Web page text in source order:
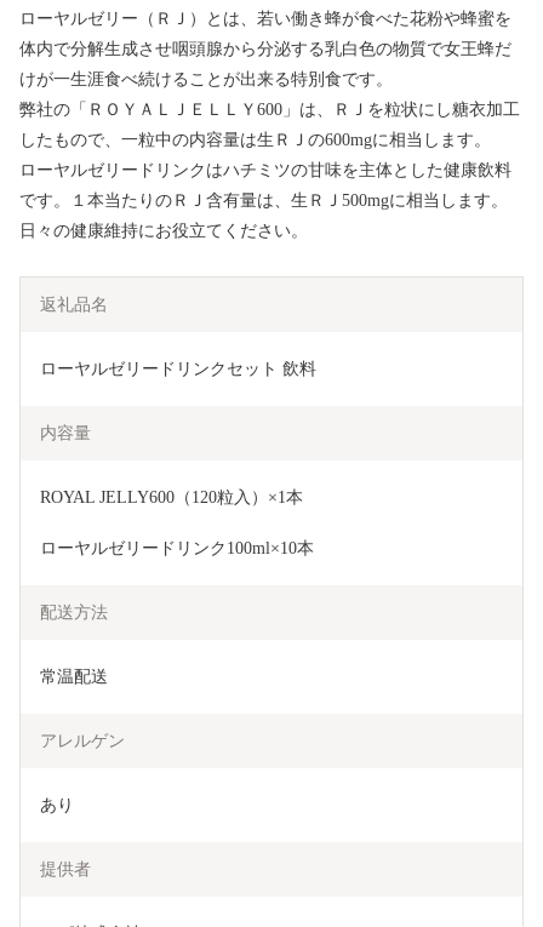
ローヤルゼリー（ＲＪ）とは、若い働き蜂が食べた花粉や蜂蜜を
体内で分解生成させ咽頭腺から分泌する乳白色の物質で女王蜂だ
けが一生涯食べ続けることが出来る特別食です。
弊社の「ＲＯＹＡＬＪＥＬＬＹ600」は、ＲＪを粒状にし糖衣加工
したもので、一粒中の内容量は生ＲＪの600mgに相当します。
ローヤルゼリードリンクはハチミツの甘味を主体とした健康飲料
です。１本当たりのＲＪ含有量は、生ＲＪ500mgに相当します。
日々の健康維持にお役立てください。
返礼品名
ローヤルゼリードリンクセット 飲料
内容量
ROYAL JELLY600（120粒入）×1本
ローヤルゼリードリンク100ml×10本
配送方法
常温配送
アレルゲン
あり
提供者